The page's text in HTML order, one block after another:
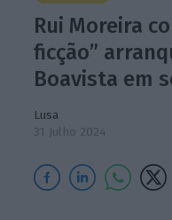
Rui Moreira
ficção”
Boavista em
Lusa
31 Julho 2024